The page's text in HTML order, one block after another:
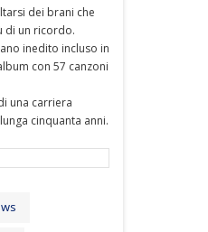
dei brani che
di un ricordo.
inedito incluso in
con 57 canzoni
una carriera
cinquanta anni.